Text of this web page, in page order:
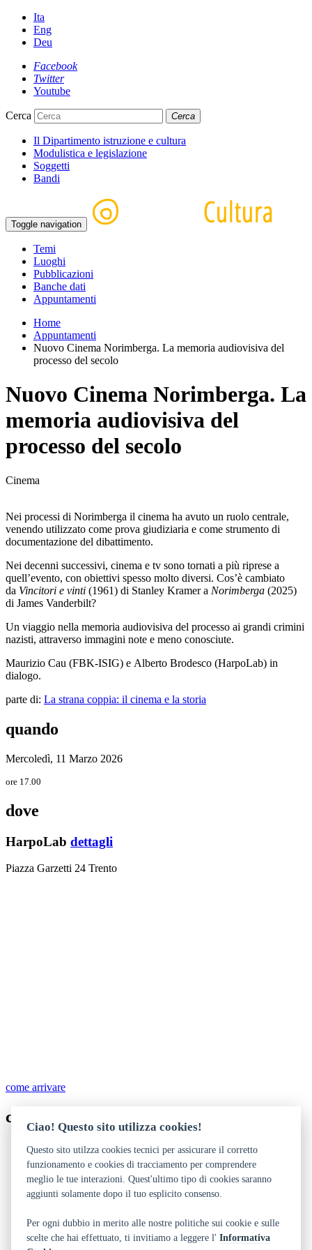
Ita
Eng
Deu
Facebook
Twitter
Youtube
Cerca Cerca
Il Dipartimento istruzione e cultura
Modulistica e legislazione
Soggetti
Bandi
Toggle navigation
Temi
Luoghi
Pubblicazioni
Banche dati
Appuntamenti
Home
Appuntamenti
Nuovo Cinema Norimberga. La memoria audiovisiva del
processo del secolo
Nuovo Cinema Norimberga. La
memoria audiovisiva del
processo del secolo
Cinema
Nei processi di Norimberga il cinema ha avuto un ruolo centrale,
venendo utilizzato come prova giudiziaria e come strumento di
documentazione del dibattimento.
Nei decenni successivi, cinema e tv sono tornati a più riprese a
quell’evento, con obiettivi spesso molto diversi. Cos’è cambiato
da Vincitori e vinti (1961) di Stanley Kramer a Norimberga (2025)
di James Vanderbilt?
Un viaggio nella memoria audiovisiva del processo ai grandi crimini
nazisti, attraverso immagini note e meno conosciute.
Maurizio Cau (FBK-ISIG) e Alberto Brodesco (HarpoLab) in
dialogo.
parte di: La strana coppia: il cinema e la storia
quando
Mercoledì, 11 Marzo 2026
ore 17.00
dove
HarpoLab dettagli
Piazza Garzetti 24 Trento
come arrivare
contatti
379 20 23 603
info@harpolab.it
HarpoLab
Dichiarazione di accessibilità
Note legali e crediti
Art Bonus
Ciao! Questo sito utilizza cookies!
Questo sito utilzza cookies tecnici per assicurare il corretto
funzionamento e cookies di tracciamento per comprendere
meglio le tue interazioni. Quest'ultimo tipo di cookies saranno
aggiunti solamente dopo il tuo esplicito consenso.
Per ogni dubbio in merito alle nostre politiche sui cookie e sulle
scelte che hai effettuato, ti invitiamo a leggere l'Informativa